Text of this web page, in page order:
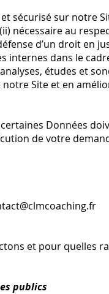
sécurisé sur notre
nécessaire au
d’un droit en
internes dans le
études et
Site et en
Données
de votre
et pour quelles
publics